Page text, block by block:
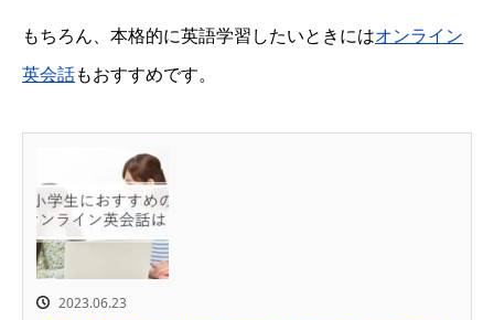
もちろん、本格的に英語学習したいときにはオンライン
英会話もおすすめです。
2023.06.23